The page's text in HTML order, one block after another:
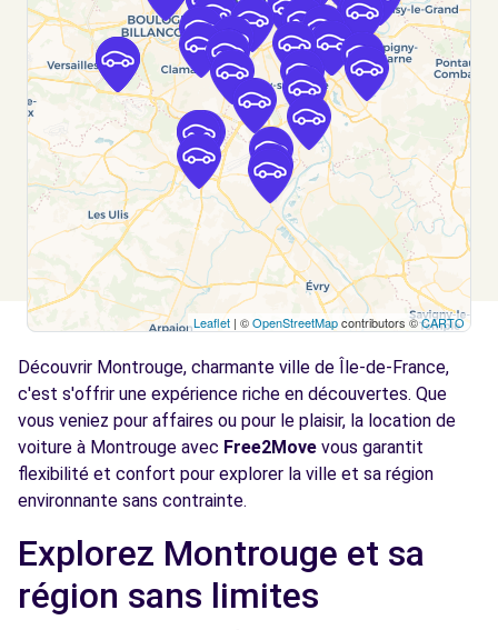
Voir l'agence
Free2move Rent - S&You - PARIS PORTE DE
VERSAILLES (O)
2.3
75 BOULEVARD LEFEBVRE
PARIS, 75015
Voir l'agence
Free2Move Rent - GARAGE DE L EGLISE -
CHATILLON (C)
2.8
km
CHATILLON, 92320
Voir l'agence
Free2Move Rent - GARAGE CITE LECOURBE
88 RUE LECOURBE
Leaflet | ©OpenStreetMapcontributors ©CARTO
Découvrir Montrouge, charmante ville de Île-de-France,
c'est s'offrir une expérience riche en découvertes. Que
vous veniez pour affaires ou pour le plaisir, la location de
voiture à Montrouge avec Free2Move vous garantit
flexibilité et confort pour explorer la ville et sa région
environnante sans contrainte.
Explorez Montrouge et sa
région sans limites